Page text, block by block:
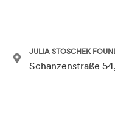
JULIA STOSCHEK
Schanzenstraße